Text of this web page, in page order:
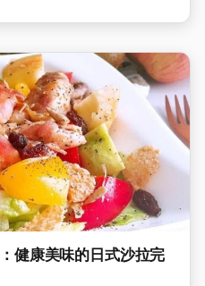
健康美味的日式沙拉完